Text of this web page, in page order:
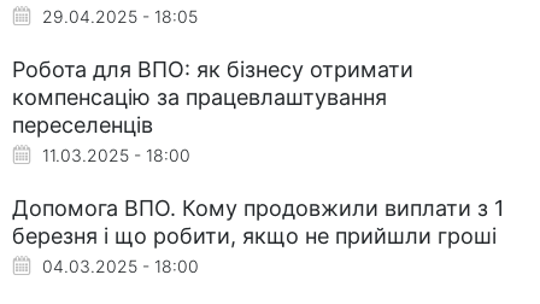
29.04.2025 - 18:05
Робота для ВПО: як бізнесу отримати
компенсацію за працевлаштування
переселенців
11.03.2025 - 18:00
Допомога ВПО. Кому продовжили виплати з 1
березня і що робити, якщо не прийшли гроші
04.03.2025 - 18:00